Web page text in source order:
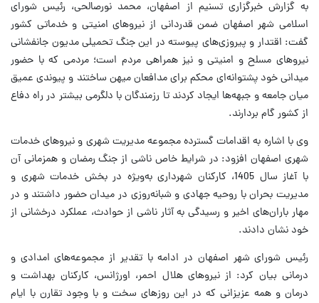
به گزارش خبرگزاری تسنیم از اصفهان، محمد نورصالحی، رئیس شورای
اسلامی شهر اصفهان ضمن قدردانی از نیروهای امنیتی و خدماتی کشور
گفت: اقتدار و پیروزی‌های پیوسته در این جنگ تحمیلی مدیون جانفشانی
نیروهای مسلح و امنیتی و نیز همراهی مردم است؛ مردمی که با حضور
میدانی خود پشتوانه‌ای محکم برای مدافعان میهن ساختند و پیوندی عمیق
میان جامعه و جبهه‌ها ایجاد کردند تا رزمندگان با دلگرمی بیشتر در راه دفاع
از کشور گام بردارند.
وی با اشاره به اقدامات گسترده مجموعه مدیریت شهری و نیروهای خدمات
شهری اصفهان افزود: در شرایط خاص ناشی از جنگ رمضان و همزمانی آن
با آغاز سال 1405، کارکنان شهرداری به‌ویژه در بخش خدمات شهری و
مدیریت بحران با روحیه جهادی و شبانه‌روزی در میدان حضور داشتند و در
مهار باران‌های اخیر و رسیدگی به آثار ناشی از حوادث، عملکرد درخشانی از
خود نشان دادند.
رئیس شورای شهر اصفهان در ادامه با تقدیر از مجموعه‌های امدادی و
درمانی بیان کرد: از نیروهای هلال احمر، اورژانس، کارکنان بهداشت و
درمان و همه عزیزانی که در این روزهای سخت و با وجود تقارن با ایام